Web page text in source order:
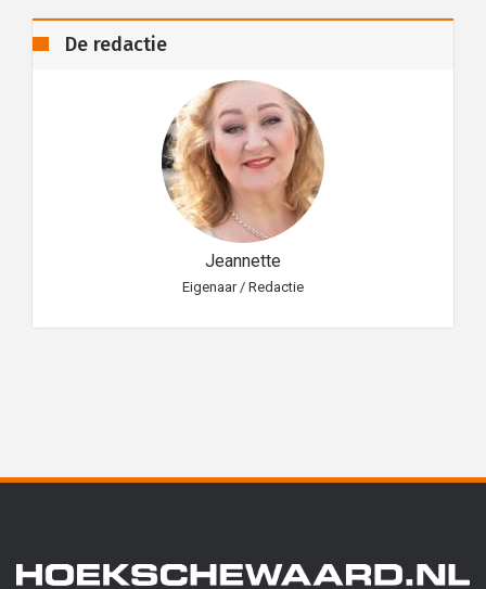
De redactie
Jeannette
Eigenaar / Redactie